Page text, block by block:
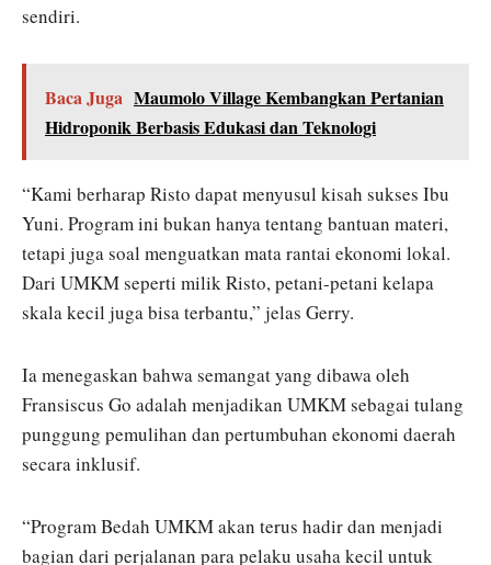
sendiri.
Baca Juga Maumolo Village Kembangkan Pertanian
Hidroponik Berbasis Edukasi dan Teknologi
“Kami berharap Risto dapat menyusul kisah sukses Ibu
Yuni. Program ini bukan hanya tentang bantuan materi,
tetapi juga soal menguatkan mata rantai ekonomi lokal.
Dari UMKM seperti milik Risto, petani-petani kelapa
skala kecil juga bisa terbantu,” jelas Gerry.
Ia menegaskan bahwa semangat yang dibawa oleh
Fransiscus Go adalah menjadikan UMKM sebagai tulang
punggung pemulihan dan pertumbuhan ekonomi daerah
secara inklusif.
“Program Bedah UMKM akan terus hadir dan menjadi
bagian dari perjalanan para pelaku usaha kecil untuk